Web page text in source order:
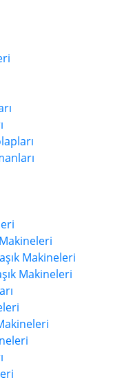
Makineleri
Makineleri